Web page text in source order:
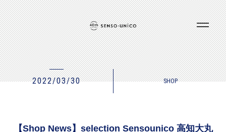
2022/03/30 SHOP
【Shop News】selection Sensounico 高知大丸